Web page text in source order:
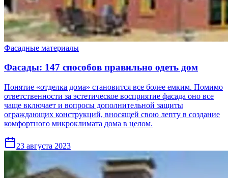
Фасадные материалы
Фасады: 147 способов правильно одеть дом
Понятие «отделка дома» становится все более емким. Помимо
ответственности за эстетическое восприятие фасада оно все
чаще включает и вопросы дополнительной защиты
ограждающих конструкций, вносящей свою лепту в создание
комфортного микро­климата дома в целом.
23 августа 2023